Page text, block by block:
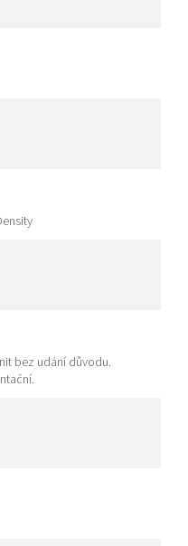
bez udání důvodu.